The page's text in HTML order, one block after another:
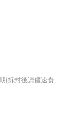
(拆封後請儘速食